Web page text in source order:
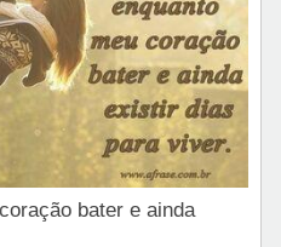
bater e ainda